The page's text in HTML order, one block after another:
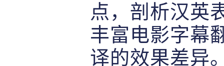
点，剖析汉英
丰富电影字幕
译的效果差异